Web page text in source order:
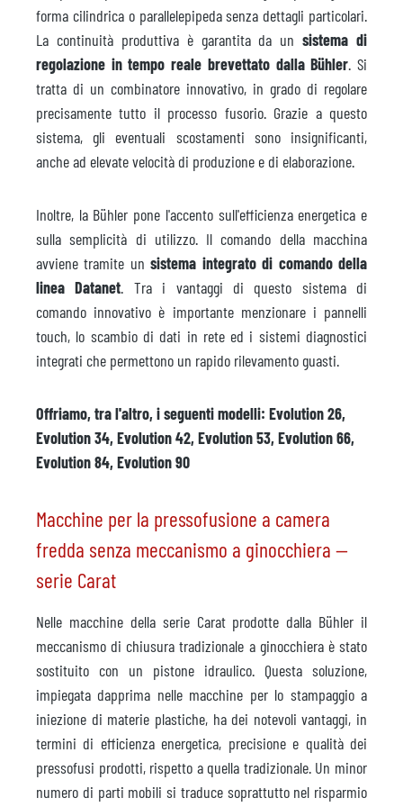
forma cilindrica o parallelepipeda senza dettagli particolari.
La continuità produttiva è garantita da unsistema di
regolazione in tempo reale brevettato dalla Bühler. Si
tratta di un combinatore innovativo, in grado di regolare
precisamente tutto il processo fusorio. Grazie a questo
sistema, gli eventuali scostamenti sono insignificanti,
anche ad elevate velocità di produzione e di elaborazione.
Inoltre, la Bühler pone l'accento sull'efficienza energetica e
sulla semplicità di utilizzo. Il comando della macchina
avviene tramite unsistema integrato di comando della
linea Datanet. Tra i vantaggi di questo sistema di
comando innovativo è importante menzionare i pannelli
touch, lo scambio di dati in rete ed i sistemi diagnostici
integrati che permettono un rapido rilevamento guasti.
Offriamo, tra l'altro, i seguenti modelli: Evolution 26,
Evolution 34, Evolution 42, Evolution 53, Evolution 66,
Evolution 84, Evolution 90
Macchine per la pressofusione a camera
fredda senza meccanismo a ginocchiera —
serie Carat
Nelle macchine della serie Carat prodotte dalla Bühler il
meccanismo di chiusura tradizionale a ginocchiera è stato
sostituito con un pistone idraulico. Questa soluzione,
impiegata dapprima nelle macchine per lo stampaggio a
iniezione di materie plastiche, ha dei notevoli vantaggi, in
termini di efficienza energetica, precisione e qualità dei
pressofusi prodotti, rispetto a quella tradizionale. Un minor
numero di parti mobili si traduce soprattutto nel risparmio